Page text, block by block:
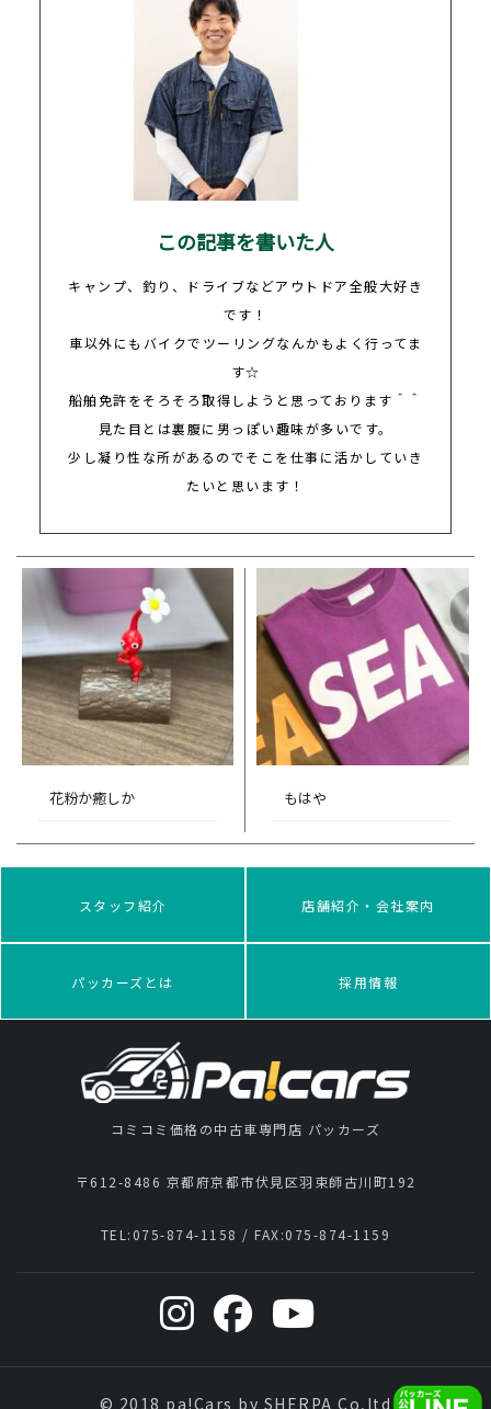
この記事を書いた人
キャンプ、釣り、ドライブなどアウトドア全般大好き
です！
車以外にもバイクでツーリングなんかもよく行ってま
す☆
船舶免許をそろそろ取得しようと思っております＾＾
見た目とは裏腹に男っぽい趣味が多いです。
少し凝り性な所があるのでそこを仕事に活かしていき
たいと思います！
花粉か癒しか もはや
スタッフ紹介 店舗紹介・会社案内
パッカーズとは 採用情報
コミコミ価格の中古車専門店 パッカーズ
〒612-8486 京都府京都市伏見区羽束師古川町192
TEL: 075-874-1158 / FAX:075-874-1159
© 2018 pa!Cars by SHERPA Co,ltd